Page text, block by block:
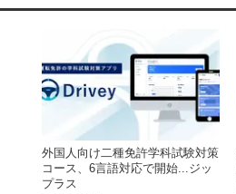
外国人向け二種免許学科試験対策
コース、6言語対応で開始...ジッ
プラス